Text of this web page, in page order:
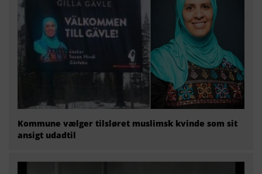
Kommune vælger tilsløret muslimsk kvinde som sit
ansigt udadtil